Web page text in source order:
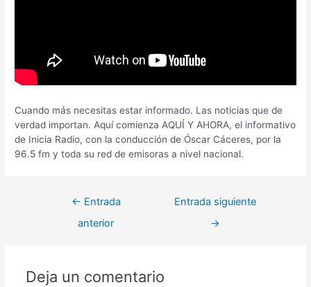
Cuando más necesitas estar informado. Las noticias que de
verdad importan. Aquí comienza AQUÍ Y AHORA, el informativo
de Inicia Radio, con la conducción de Óscar Cáceres, por la
96.5 fm y toda su red de emisoras a nivel nacional.
← Entrada
anterior
Entrada siguiente
→
Deja un comentario